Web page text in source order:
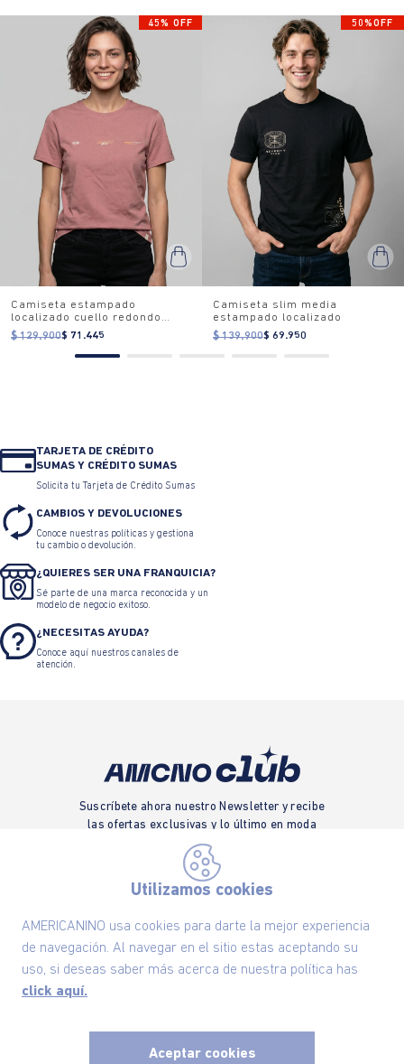
Utilizamos cookies
AMERICANINO usa cookies para darte la mejor experiencia
de navegación. Al navegar en el sitio estas aceptando su
uso, si deseas saber más acerca de nuestra política has
click aquí.
Aceptar cookies
45% OFF
Camiseta estampado
localizado cuello redondo
para mujer
$ 129.900$ 71.445
50%OFF
Camiseta slim media
estampado localizado
$ 139.900$ 69.950
TARJETA DE CRÉDITO
SUMAS Y CRÉDITO SUMAS
Solicita tu Tarjeta de Crédito Sumas
CAMBIOS Y DEVOLUCIONES
Conoce nuestras políticas y gestiona
tu cambio o devolución.
¿QUIERES SER UNA FRANQUICIA?
Sé parte de una marca reconocida y un
modelo de negocio exitoso.
¿NECESITAS AYUDA?
Conoce aquí nuestros canales de
atención.
Suscríbete ahora nuestro Newsletter y recibe
las ofertas exclusivas y lo último en moda
SUSCRÍBETE AHORA
Nuestra Marca
Ayudas